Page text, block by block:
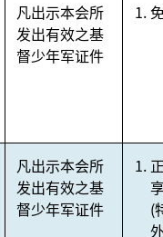
凡出示本会所
发出有效之基
督少年军证件
凡出示本会所
发出有效之基
督少年军证件
(